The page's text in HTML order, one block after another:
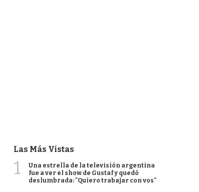
Las Más Vistas
1
Una estrella de la televisión argentina
fue a ver el show de Gustaf y quedó
deslumbrada: "Quiero trabajar con vos"